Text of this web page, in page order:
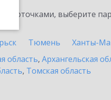
выберите
Тюмень Ханты-
область, Архангельская
, Томская область